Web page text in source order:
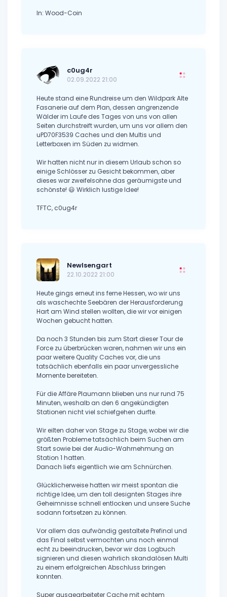
In: Wood-Coin
c0ug4r
02.09.2022 21:00
Heute stand eine Rundreise um den Wildpark Alte
Fasanerie auf dem Plan, dessen angrenzende
Wälder im Laufe des Tages von uns von allen
Seiten durchstreift wurden, um uns vor allem den
uPD70F3539 Caches und den Multis und
Letterboxen im Süden zu widmen.
Wir hatten nicht nur in diesem Urlaub schon so
einige Schlösser zu Gesicht bekommen, aber
dieses war zweifelsohne das geräumigste und
schönste! 😃 Wirklich lustige Idee!
TFTC, c0ug4r
NewIsengart
22.10.2022 21:00
Heute gings erneut ins ferne Hessen, wo wir uns
als waschechte Seebären der Herausforderung
Hart am Wind stellen wollten, die wir vor einigen
Wochen gebucht hatten.
Da noch 3 Stunden bis zum Start dieser Tour de
Force zu überbrücken waren, nahmen wir uns ein
paar weitere Quality Caches vor, die uns
tatsächlich ebenfalls ein paar unvergessliche
Momente bereiteten.
Für die Affäre Plaumann blieben uns nur rund 75
Minuten, weshalb an den 6 angekündigten
Stationen nicht viel schiefgehen durfte.
Wir eilten daher von Stage zu Stage, wobei wir die
größten Probleme tatsächlich beim Suchen am
Start sowie bei der Audio-Wahrnehmung an
Station 1 hatten.
Danach liefs eigentlich wie am Schnürchen.
Glücklicherweise hatten wir meist spontan die
richtige Idee, um den toll designten Stages ihre
Geheimnisse schnell entlocken und unsere Suche
sodann fortsetzen zu können.
Vor allem das aufwändig gestaltete Prefinal und
das Final selbst vermochten uns noch einmal
echt zu beeindrucken, bevor wir das Logbuch
signieren und diesen wahrlich skandalösen Multi
zu einem erfolgreichen Abschluss bringen
konnten.
Super ausgearbeiteter Cache mit echtem